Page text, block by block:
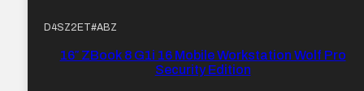
D4SZ2ET#ABZ
16″ ZBook 8 G1i 16 Mobile Workstation Wolf Pro
Security Edition